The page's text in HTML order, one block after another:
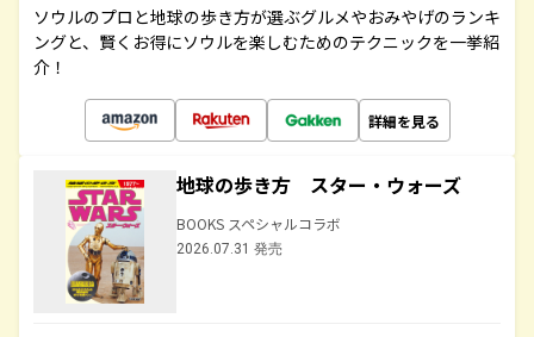
ソウルのプロと地球の歩き方が選ぶグルメやおみやげのランキ
ングと、賢くお得にソウルを楽しむためのテクニックを一挙紹
介！
詳細を見る
地球の歩き方 スター・ウォーズ
BOOKS スペシャルコラボ
2026.07.31 発売